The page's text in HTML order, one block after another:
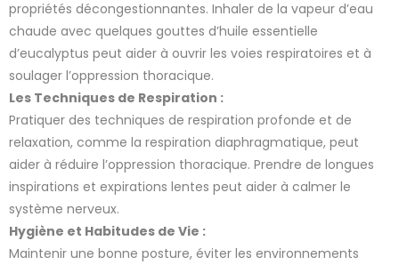
propriétés décongestionnantes. Inhaler de la vapeur d’eau
chaude avec quelques gouttes d’huile essentielle
d’eucalyptus peut aider à ouvrir les voies respiratoires et à
soulager l’oppression thoracique.
Les Techniques de Respiration :
Pratiquer des techniques de respiration profonde et de
relaxation, comme la respiration diaphragmatique, peut
aider à réduire l’oppression thoracique. Prendre de longues
inspirations et expirations lentes peut aider à calmer le
système nerveux.
Hygiène et Habitudes de Vie :
Maintenir une bonne posture, éviter les environnements